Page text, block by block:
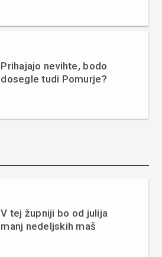
Prihajajo nevihte, bodo
dosegle tudi Pomurje?
V tej župniji bo od julija
manj nedeljskih maš